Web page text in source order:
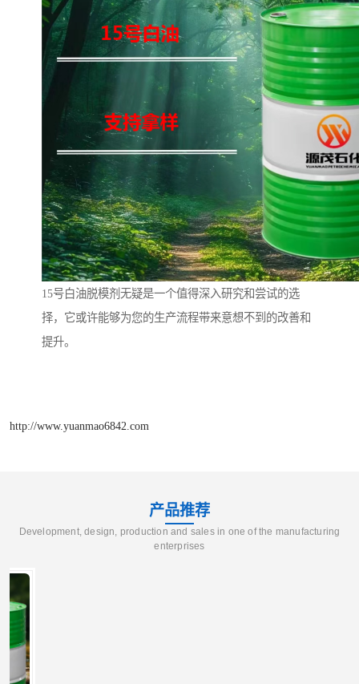
15号白油脱模剂无疑是一个值得深入研究和尝试的选
择，它或许能够为您的生产流程带来意想不到的改善和
提升。
http://www.yuanmao6842.com
产品推荐
Development, design, production and sales in one of the manufacturing
enterprises